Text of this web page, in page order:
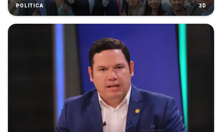
POLÍTICA 3D